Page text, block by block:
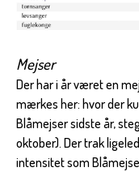
Mejser
Der har i år været en
mærkes her: hvor der
Blåmejser sidste år,
oktober). Der trak
intensitet som